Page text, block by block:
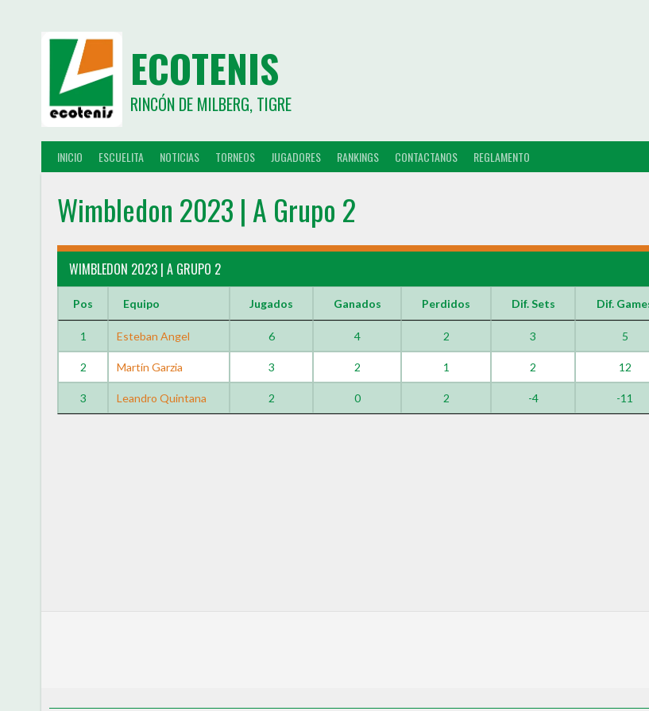
ECOTENIS
RINCÓN DE MILBERG, TIGRE
INICIO ESCUELITA NOTICIAS TORNEOS JUGADORES RANKINGS CONTACTANOS REGLAMENTO
Wimbledon 2023 | A Grupo 2
WIMBLEDON 2023 | A GRUPO 2
Pos Equipo Jugados Ganados Perdidos Dif. Sets Dif.
1 Esteban Angel 6 4 2 3 5
2 Martín Garzia 3 2 1 2 12
3 Leandro Quintana 2 0 2 -4 -11